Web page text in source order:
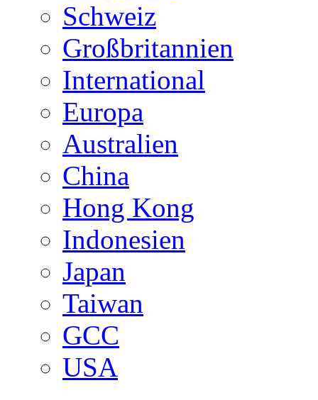
Schweiz
Großbritannien
International
Europa
Australien
China
Hong Kong
Indonesien
Japan
Taiwan
GCC
USA